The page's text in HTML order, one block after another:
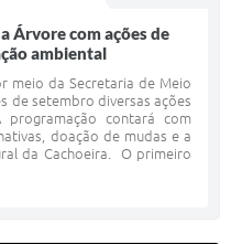
Árvore com ações de
ambiental
meio da Secretaria de Meio
de setembro diversas ações
contará com
doação de mudas e a
da Cachoeira. O primeiro